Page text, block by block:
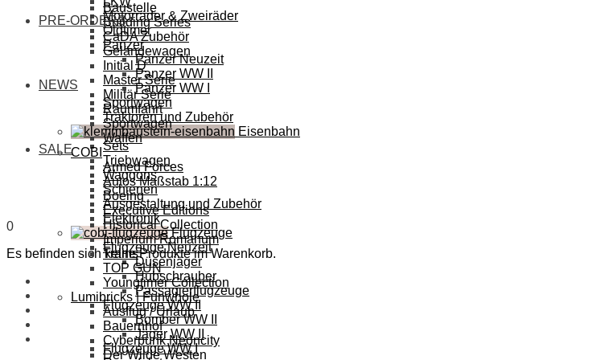
Motorräder & Zweiräder
Oldtimer
Panzer
Panzer Neuzeit
Panzer WW II
Panzer WW I
Sportwagen
Traktoren und Zubehör
Eisenbahn
Sets
Triebwagen
Waggons
Schienen
Ausgestaltung und Zubehör
Elektronik
Flugzeuge
Flugzeuge Neuzeit
Düsenjäger
Hubschrauber
Passagierflugzeuge
Flugzeuge WW II
Bomber WW II
Jäger WW II
Flugzeuge WW I
Baustelle
Building Series
CaDA Zubehör
Geländewagen
Initial D
Master Serie
Militär Serie
Raumfahrt
Sportwagen
Waffen
COBI
Armed Forces
Autos Maßstab 1:12
Boeing
Executive Editions
Historical Collection
Imperium Romanum
Trains
TOP GUN
Youngtimer Collection
Lumibricks | Funwhole
Ausflug / Urlaub
Bauernhof
Cyberpunk Neoncity
Der Wilde Westen
PRE-ORDERS
NEWS
SALE
0
Es befinden sich keine Produkte im Warenkorb.